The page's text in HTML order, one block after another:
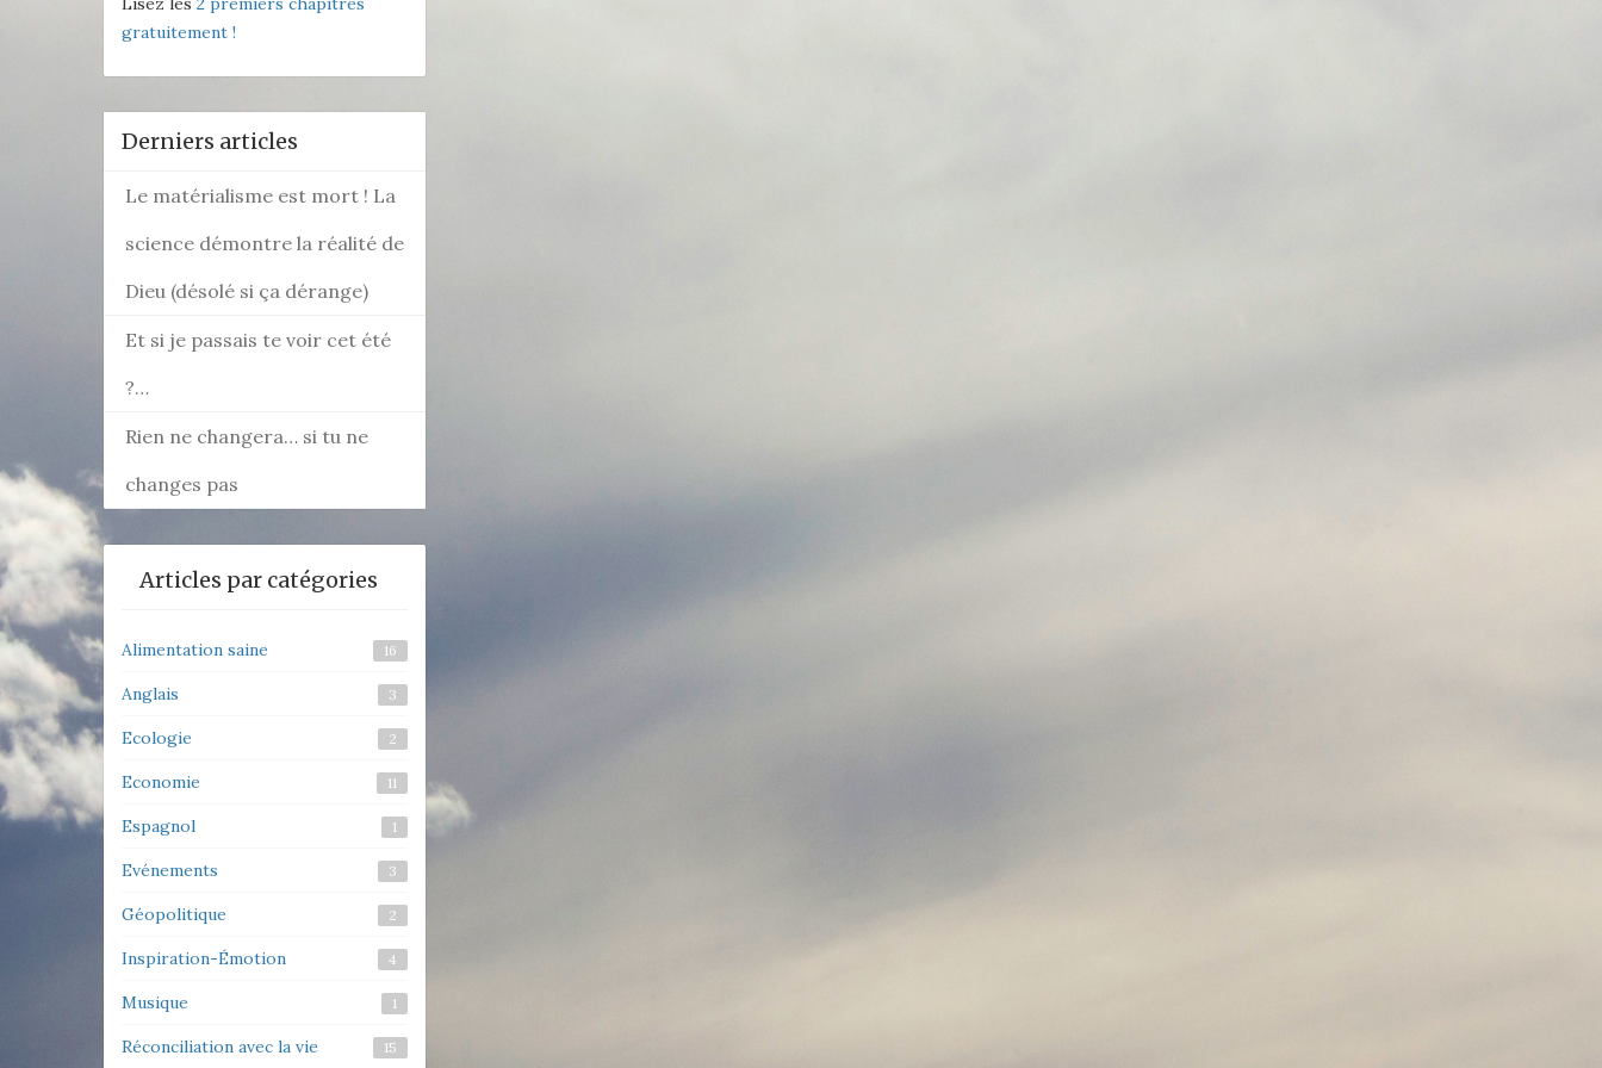
gratuitement !
Derniers articles
Le matérialisme est mort ! La
science démontre la réalité de
Dieu (désolé si ça dérange)
Et si je passais te voir cet été
?…
Rien ne changera… si tu ne
changes pas
Articles par catégories
Alimentation saine 16
Anglais 3
Ecologie 2
Economie 11
Espagnol 1
Evénements 3
Géopolitique 2
Inspiration-Émotion 4
Musique 1
Réconciliation avec la vie 15